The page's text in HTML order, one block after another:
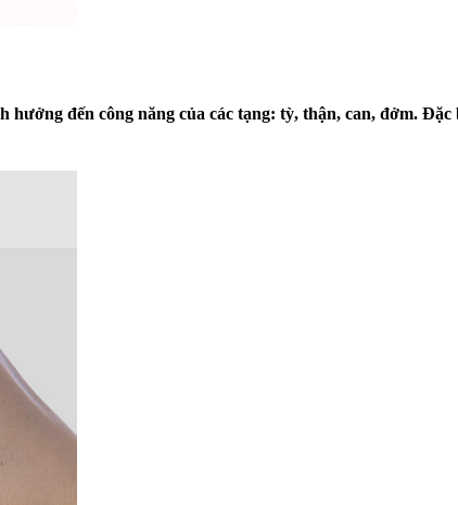
đến công năng của các tạng: tỳ, thận, can, đởm.